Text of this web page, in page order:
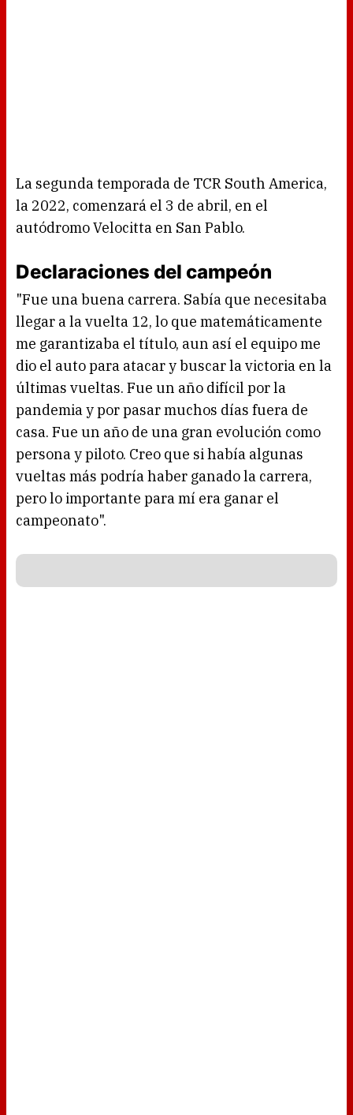
La segunda temporada de TCR South America,
la 2022, comenzará el 3 de abril, en el
autódromo Velocitta en San Pablo.
Declaraciones del campeón
"Fue una buena carrera. Sabía que necesitaba
llegar a la vuelta 12, lo que matemáticamente
me garantizaba el título, aun así el equipo me
dio el auto para atacar y buscar la victoria en la
últimas vueltas. Fue un año difícil por la
pandemia y por pasar muchos días fuera de
casa. Fue un año de una gran evolución como
persona y piloto. Creo que si había algunas
vueltas más podría haber ganado la carrera,
pero lo importante para mí era ganar el
campeonato".